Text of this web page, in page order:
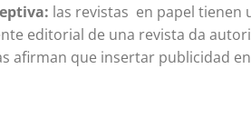
las revistas en papel tienen
editorial de una revista da
afirman que insertar publicidad